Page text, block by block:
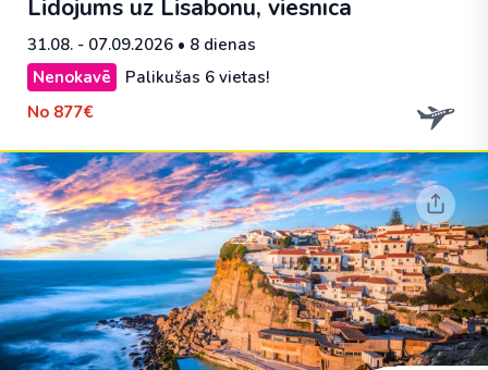
Lidojums uz Lisabonu, viesnīca
31.08. - 07.09.2026 • 8 dienas
Nenokavē
Palikušas 6 vietas!
No 877€